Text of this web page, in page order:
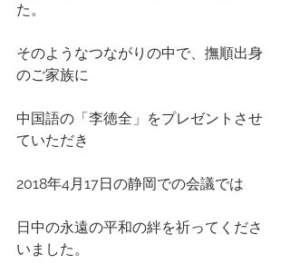
た。
そのようなつながりの中で、撫順出身
のご家族に
中国語の「李徳全」をプレゼントさせ
ていただき
2018年4月17日の静岡での会議では
日中の永遠の平和の絆を祈ってくださ
いました。